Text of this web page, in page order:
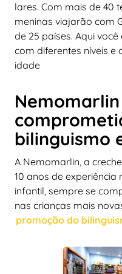
lares. Com mais de 40
meninas viajarão com
de 25 países. Aqui
com diferentes níveis
idade
bilinguismo
A Nemomarlin, a
10 anos de
infantil, sempre se
nas crianças mais
promoção do